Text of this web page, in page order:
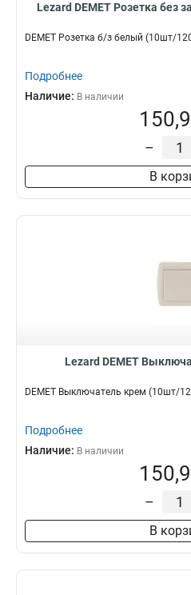
Lezard DEMET Розетка без
DEMET Розетка б/з белый (10шт/
Подробнее
Наличие: В наличии
–
В
Lezard DEMET
DEMET Выключатель крем (10шт/
Подробнее
Наличие: В наличии
–
В